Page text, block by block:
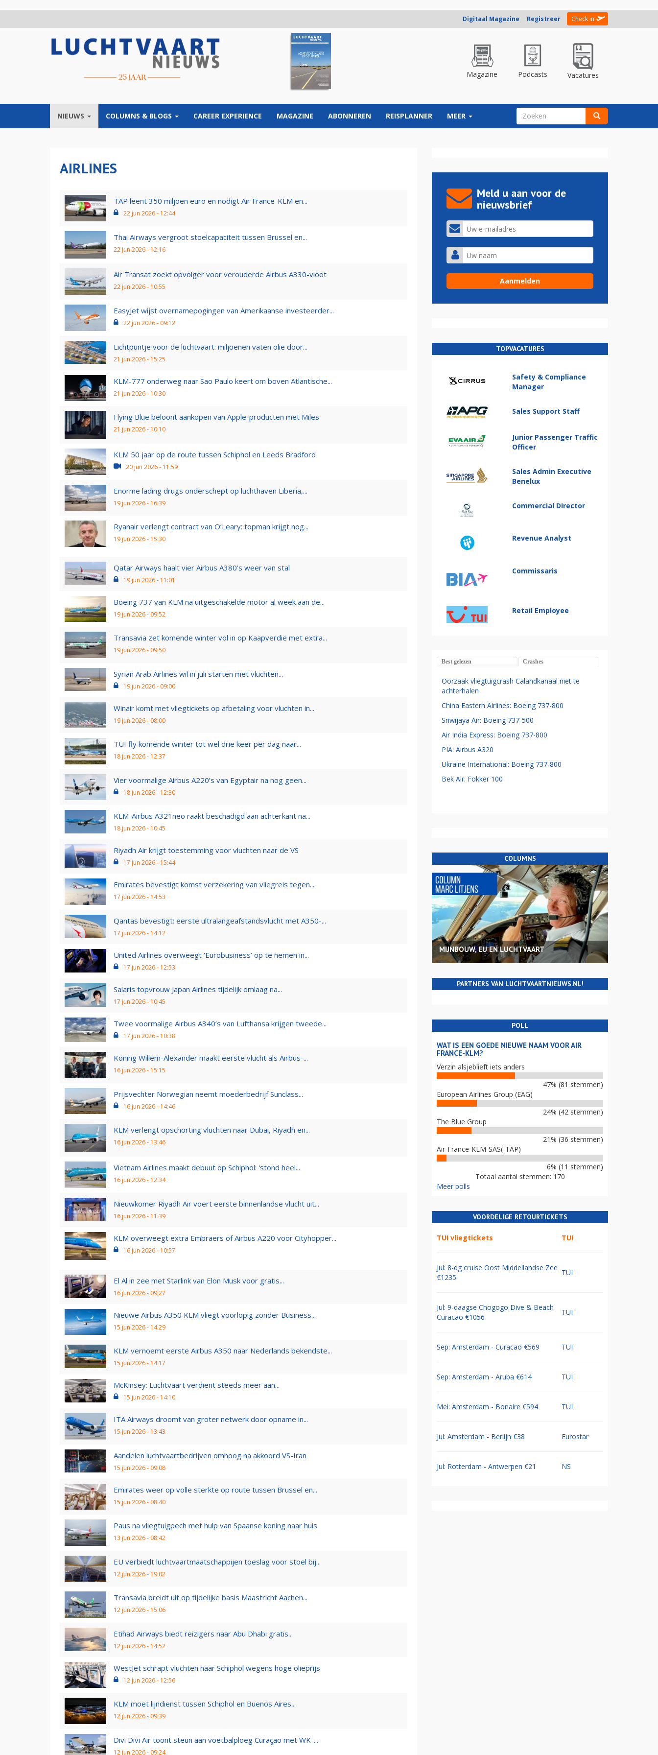
Digitaal Magazine Registreer Check in
Magazine Podcasts Vacatures
NIEUWS COLUMNS & BLOGS CAREER EXPERIENCE MAGAZINE ABONNEREN REISPLANNER MEER ZOEKVELD
AIRLINES
TAP leent 350 miljoen euro en nodigt Air France-KLM en...
22 jun 2026 - 12:44
Thai Airways vergroot stoelcapaciteit tussen Brussel en...
22 jun 2026 - 12:16
Air Transat zoekt opvolger voor verouderde Airbus A330-vloot
22 jun 2026 - 10:55
EasyJet wijst overnamepogingen van Amerikaanse investeerder...
22 jun 2026 - 09:12
Lichtpuntje voor de luchtvaart: miljoenen vaten olie door...
21 jun 2026 - 15:25
KLM-777 onderweg naar Sao Paulo keert om boven Atlantische...
21 jun 2026 - 10:30
Flying Blue beloont aankopen van Apple-producten met Miles
21 jun 2026 - 10:10
KLM 50 jaar op de route tussen Schiphol en Leeds Bradford
20 jun 2026 - 11:59
Enorme lading drugs onderschept op luchthaven Liberia,...
19 jun 2026 - 16:39
Ryanair verlengt contract van O’Leary: topman krijgt nog...
19 jun 2026 - 15:30
Qatar Airways haalt vier Airbus A380’s weer van stal
19 jun 2026 - 11:01
Boeing 737 van KLM na uitgeschakelde motor al week aan de...
19 jun 2026 - 09:52
Transavia zet komende winter vol in op Kaapverdië met extra...
19 jun 2026 - 09:50
Syrian Arab Airlines wil in juli starten met vluchten...
19 jun 2026 - 09:00
Winair komt met vliegtickets op afbetaling voor vluchten in...
19 jun 2026 - 08:00
TUI fly komende winter tot wel drie keer per dag naar...
18 jun 2026 - 12:37
Vier voormalige Airbus A220’s van Egyptair na nog geen...
18 jun 2026 - 12:30
KLM-Airbus A321neo raakt beschadigd aan achterkant na...
18 jun 2026 - 10:45
Riyadh Air krijgt toestemming voor vluchten naar de VS
17 jun 2026 - 15:44
Emirates bevestigt komst verzekering van vliegreis tegen...
17 jun 2026 - 14:53
Qantas bevestigt: eerste ultralangeafstandsvlucht met A350-...
17 jun 2026 - 14:12
United Airlines overweegt ‘Eurobusiness’ op te nemen in...
17 jun 2026 - 12:53
Salaris topvrouw Japan Airlines tijdelijk omlaag na...
17 jun 2026 - 10:45
Twee voormalige Airbus A340’s van Lufthansa krijgen tweede...
17 jun 2026 - 10:38
Koning Willem-Alexander maakt eerste vlucht als Airbus-...
16 jun 2026 - 15:15
Prijsvechter Norwegian neemt moederbedrijf Sunclass...
16 jun 2026 - 14:46
KLM verlengt opschorting vluchten naar Dubai, Riyadh en...
16 jun 2026 - 13:46
Vietnam Airlines maakt debuut op Schiphol: 'stond heel...
16 jun 2026 - 12:34
Nieuwkomer Riyadh Air voert eerste binnenlandse vlucht uit...
16 jun 2026 - 11:39
KLM overweegt extra Embraers of Airbus A220 voor Cityhopper...
16 jun 2026 - 10:57
El Al in zee met Starlink van Elon Musk voor gratis...
16 jun 2026 - 09:27
Nieuwe Airbus A350 KLM vliegt voorlopig zonder Business...
15 jun 2026 - 14:29
KLM vernoemt eerste Airbus A350 naar Nederlands bekendste...
15 jun 2026 - 14:17
McKinsey: Luchtvaart verdient steeds meer aan...
15 jun 2026 - 14:10
ITA Airways droomt van groter netwerk door opname in...
15 jun 2026 - 13:43
Aandelen luchtvaartbedrijven omhoog na akkoord VS-Iran
15 jun 2026 - 09:08
Emirates weer op volle sterkte op route tussen Brussel en...
15 jun 2026 - 08:40
Paus na vliegtuigpech met hulp van Spaanse koning naar huis
13 jun 2026 - 08:42
EU verbiedt luchtvaartmaatschappijen toeslag voor stoel bij...
12 jun 2026 - 19:02
Transavia breidt uit op tijdelijke basis Maastricht Aachen...
12 jun 2026 - 15:06
Etihad Airways biedt reizigers naar Abu Dhabi gratis...
12 jun 2026 - 14:52
WestJet schrapt vluchten naar Schiphol wegens hoge olieprijs
12 jun 2026 - 12:56
KLM moet lijndienst tussen Schiphol en Buenos Aires...
12 jun 2026 - 09:39
Divi Divi Air toont steun aan voetbalploeg Curaçao met WK-...
12 jun 2026 - 09:24
Meld u aan voor de
nieuwsbrief
TOPVACATURES
Safety & Compliance
Manager
Sales Support Staff
Junior Passenger Traffic
Officer
Sales Admin Executive
Benelux
Commercial Director
Revenue Analyst
Commissaris
Retail Employee
Best gelezen Crashes
Oorzaak vliegtuigcrash Calandkanaal niet te
achterhalen
China Eastern Airlines: Boeing 737-800
Sriwijaya Air: Boeing 737-500
Air India Express: Boeing 737-800
PIA: Airbus A320
Ukraine International: Boeing 737-800
Bek Air: Fokker 100
COLUMNS
MIJNBOUW, EU EN LUCHTVAART
PARTNERS VAN LUCHTVAARTNIEUWS.NL!
POLL
WAT IS EEN GOEDE NIEUWE NAAM VOOR AIR
FRANCE-KLM?
Verzin alsjeblieft iets anders
47% (81 stemmen)
European Airlines Group (EAG)
24% (42 stemmen)
The Blue Group
21% (36 stemmen)
Air-France-KLM-SAS(-TAP)
6% (11 stemmen)
Totaal aantal stemmen: 170
Meer polls
VOORDELIGE RETOURTICKETS
TUI vliegtickets TUI
Jul: 8-dg cruise Oost Middellandse Zee
€1235
TUI
Jul: 9-daagse Chogogo Dive & Beach
Curacao €1056
TUI
Sep: Amsterdam - Curacao €569 TUI
Sep: Amsterdam - Aruba €614 TUI
Mei: Amsterdam - Bonaire €594 TUI
Jul: Amsterdam - Berlijn €38 Eurostar
Jul: Rotterdam - Antwerpen €21 NS